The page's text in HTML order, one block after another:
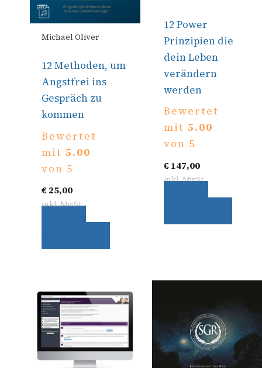
Michael Oliver
12 Methoden, um
Angstfrei ins
Gespräch zu
kommen
Bewertet
mit5.00
von 5
€25,00
inkl. MwSt.
In den
12 Power
Prinzipien die
dein Leben
verändern
werden
Bewertet
mit 5.00
von 5
€147,00
inkl. MwSt.